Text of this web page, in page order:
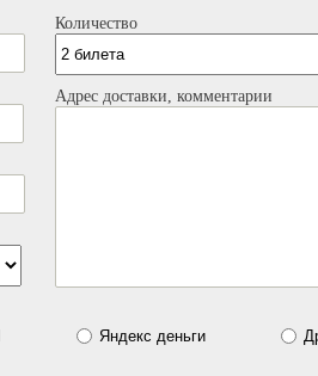
Количество
Адрес доставки, комментарии
Яндекс деньги